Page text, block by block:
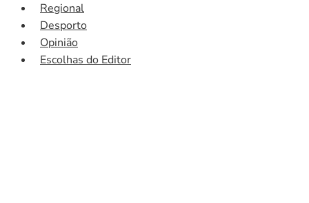
Regional
Desporto
Opinião
Escolhas do Editor